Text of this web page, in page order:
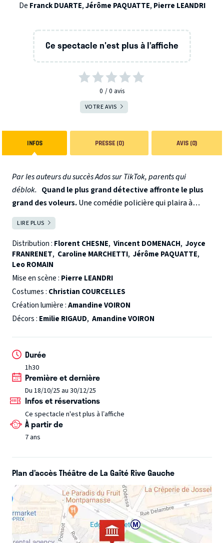
De Franck DUARTE,Jérôme PAQUATTE, Pierre LEANDRI
Ce spectacle n'est plus à l’affiche
0 0 avis
VOTRE AVIS
INFOS PRESSE (0) AVIS (0)
Par les auteurs du succès Ados sur TikTok, parents qui
déblok. Quand le plus grand détective affronte le plus
grand des voleurs.Une comédie policière qui plaira à
toute la famille.
plus grand des voleurs. Tableaux, bijoux, lingots d’or…
rien ne résiste à Arsène Lupin qui accomplit ses vols avec
panache en se jouant facilement de la police française.
Mais de l’autre côté de la manche, le célèbre détective
Sherlock Holmes est piqué par ce personnage et se donne
pour mission d’arrêter le célèbre voleur en 48 heures.
Commence alors un jeu de labyrinthe drôle et enjoué sur
fond de vol de diamant et d’histoire d’amour.
saviez-vous ?
Doyle et Maurice Leblanc. Inspiré de la pièce « Arsène Lupin
contre Herlock Sholmes », de Victor Darlay et Henry de
Gorsse
LIRE PLUS
Distribution : Florent CHESNE, Vincent DOMENACH, Joyce
FRANRENET, Caroline MARCHETTI, Jérôme PAQUATTE,
Leo ROMAIN
Mise en scène : Pierre LEANDRI
Costumes : Christian COURCELLES
Création lumière :Amandine VOIRON
Décors : Emilie RIGAUD, Amandine VOIRON
Durée
1h30
Première et dernière
Du 18/10/25 au 30/12/25
Infos et réservations
Ce spectacle n'est plus à l’affiche
À partir de
7 ans
Plan d’accès Théâtre de La Gaîté Rive Gauche